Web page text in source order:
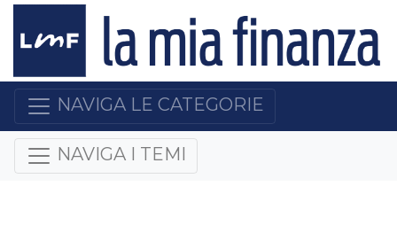
NAVIGA LE CATEGORIE
NAVIGA I TEMI